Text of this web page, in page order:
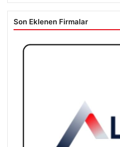
Son Eklenen Firmalar